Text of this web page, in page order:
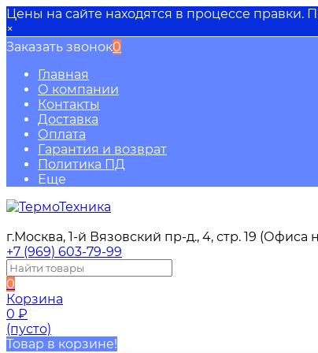
Цены на сайте находятся в процессе
×
Заказать звонок0
Главная
О компании
Контакты
Доставка
Оплата
Гарантия и возврат
Политика ПД
Еще
г.Москва, 1-й Вязовский пр-д., 4, стр. 19
+7 (969) 603-79-99
0
Корзина
0 ₽
(пусто)
Товар в корзине!